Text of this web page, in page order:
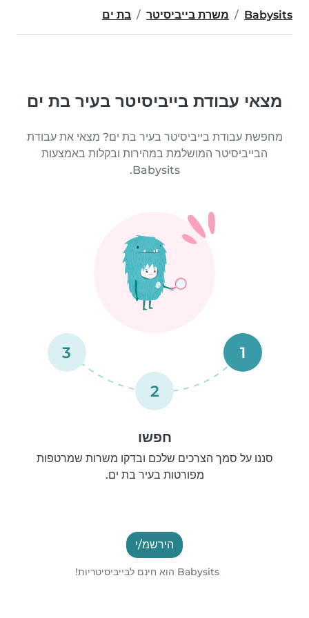
Babysits משרת בייביסיטר בת ים
מצאי עבודת בייביסיטר בעיר בת ים
מחפשת עבודת בייביסיטר בעיר בת ים? מצאי את עבודת
הבייביסיטר המושלמת במהירות ובקלות באמצעות
Babysits.
1
2
3
חפשו
סננו על סמך הצרכים שלכם ובדקו משרות שמרטפות
מפורטות בעיר בת ים.
הירשמ/י
Babysits הוא חינם לבייביסיטריות!